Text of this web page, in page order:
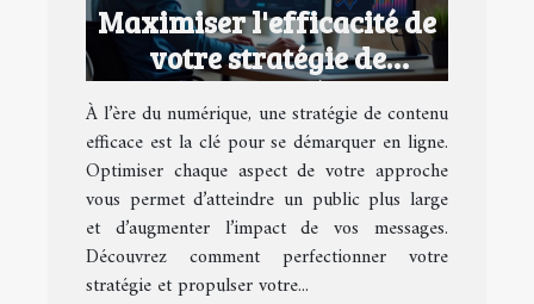
Maximiser l'efficacité de
votre stratégie de
contenu numérique
À l’ère du numérique, une stratégie de contenu
efficace est la clé pour se démarquer en ligne.
Optimiser chaque aspect de votre approche
vous permet d’atteindre un public plus large
et d’augmenter l’impact de vos messages.
Découvrez comment perfectionner votre
stratégie et propulser votre...